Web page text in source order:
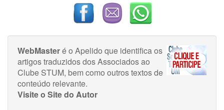
WebMasteré o Apelido que identifica os
artigos traduzidos dos Associados ao
Clube STUM, bem como outros textos de
conteúdo relevante.
Visite o Site do Autor